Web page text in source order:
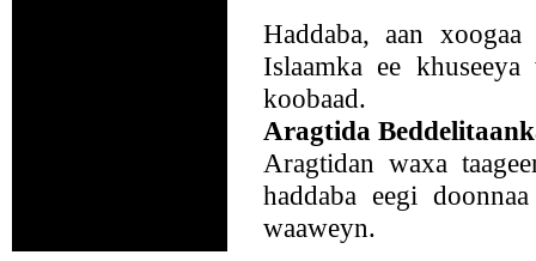
Haddaba, aan
Islaamka ee
koobaad.
Aragtida
Aragtidan waxa
haddaba eegi
waaweyn.